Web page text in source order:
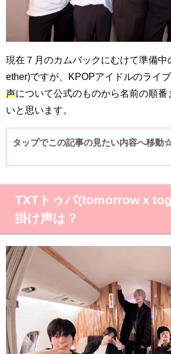
現在７月のカムバックにむけて準備中
ether)ですが、KPOPアイドルのライ
声について公式のものから名前の順番
いと思います。
タップでこの記事の見たい内容へ移動
TXTトゥバ(tomorrow x
掛け声は？